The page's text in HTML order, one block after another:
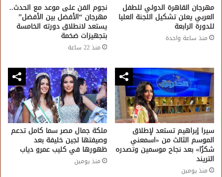
مهرجان القاهرة الدولي للطفل
العربي يعلن تشكيل اللجنة العليا
للدورة الرابعة
منذ ساعة واحدة
نجوم الفن على موعد مع الحدث..
مهرجان “الأفضل بين الأفضل”
يستعد لانطلاق دورته الخامسة
بتجهيزات ضخمة
منذ 22 ساعة
سيرا إبراهيم تستعد لإطلاق
الموسم الثالث من «اسمعني
شكرًا» بعد نجاح موسمين وتصدره
التريند
منذ يومين
ملكة جمال مصر سما كامل تدعم
وصيفتها لجين خليفة بعد
ظهورها في كليب عمرو دياب
منذ يومين